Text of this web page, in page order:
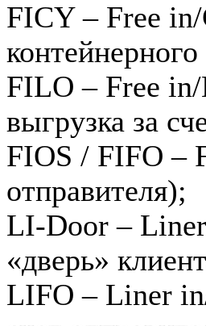
FICY – Free in/
FILO – Free in/
выгрузка за
FIOS / FIFO –
отправителя);
LI-Door – Liner
«дверь»
LIFO – Liner